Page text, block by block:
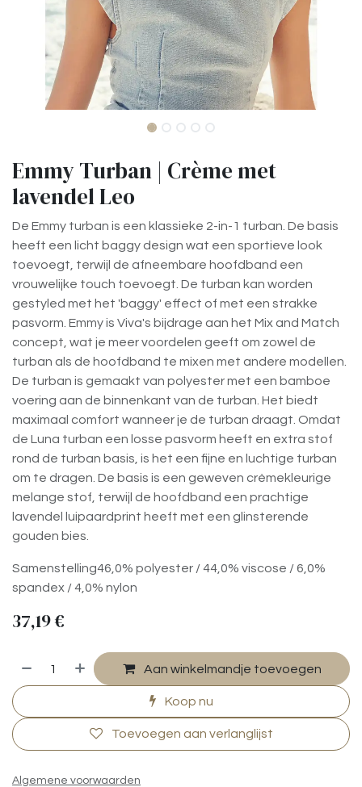
Emmy Turban | Crème met
lavendel Leo
De Emmy turban is een klassieke 2-in-1 turban. De basis
heeft een licht baggy design wat een sportieve look
toevoegt, terwijl de afneembare hoofdband een
vrouwelijke touch toevoegt. De turban kan worden
gestyled met het 'baggy' effect of met een strakke
pasvorm. Emmy is Viva's bijdrage aan het Mix and Match
concept, wat je meer voordelen geeft om zowel de
turban als de hoofdband te mixen met andere modellen.
De turban is gemaakt van polyester met een bamboe
voering aan de binnenkant van de turban. Het biedt
maximaal comfort wanneer je de turban draagt. Omdat
de Luna turban een losse pasvorm heeft en extra stof
rond de turban basis, is het een fijne en luchtige turban
om te dragen. De basis is een geweven crèmekleurige
melange stof, terwijl de hoofdband een prachtige
lavendel luipaardprint heeft met een glinsterende
gouden bies.
Samenstelling46,0% polyester / 44,0% viscose / 6,0%
spandex / 4,0% nylon
37,19€
Aan winkelmandje toevoegen
Koop nu
Toevoegen aan verlanglijst
Algemene voorwaarden